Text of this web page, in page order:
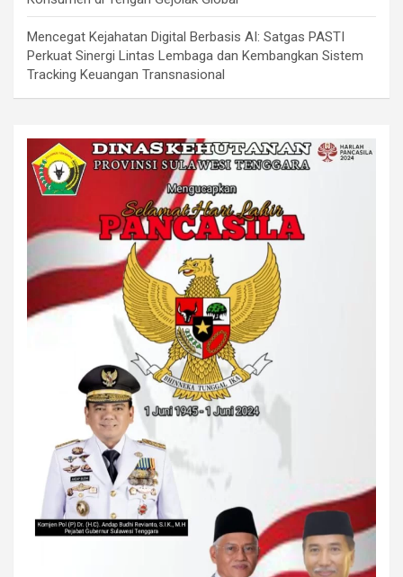
Mencegat Kejahatan Digital Berbasis AI: Satgas PASTI
Perkuat Sinergi Lintas Lembaga dan Kembangkan Sistem
Tracking Keuangan Transnasional